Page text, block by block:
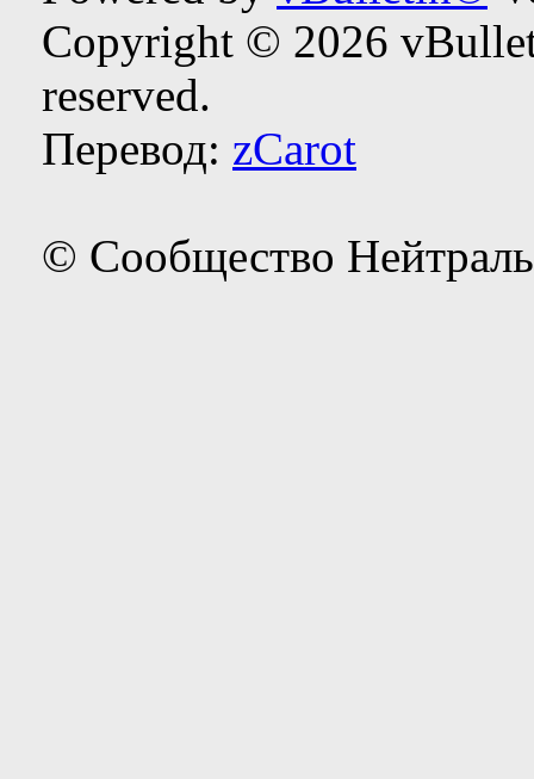
Copyright © 2026
reserved.
Перевод: zCarot
© Сообщество